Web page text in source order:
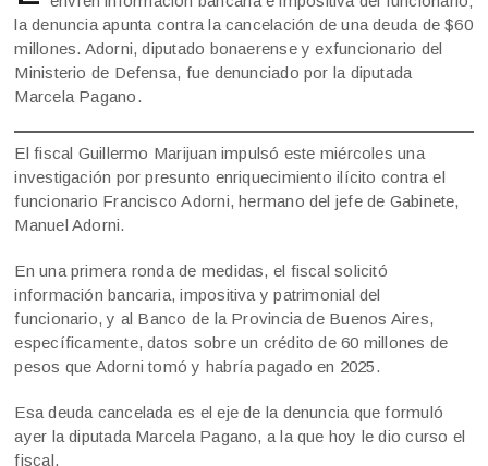
la denuncia apunta contra la cancelación de una deuda de $60
millones. Adorni, diputado bonaerense y exfuncionario del
Ministerio de Defensa, fue denunciado por la diputada
Marcela Pagano.
El fiscal Guillermo Marijuan impulsó este miércoles una
investigación por presunto enriquecimiento ilícito contra el
funcionario Francisco Adorni, hermano del jefe de Gabinete,
Manuel Adorni.
En una primera ronda de medidas, el fiscal solicitó
información bancaria, impositiva y patrimonial del
funcionario, y al Banco de la Provincia de Buenos Aires,
específicamente, datos sobre un crédito de 60 millones de
pesos que Adorni tomó y habría pagado en 2025.
Esa deuda cancelada es el eje de la denuncia que formuló
ayer la diputada Marcela Pagano, a la que hoy le dio curso el
fiscal.